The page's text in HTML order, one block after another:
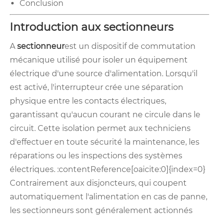
Conclusion
Introduction aux sectionneurs
Asectionneurest un dispositif de commutation
mécanique utilisé pour isoler un équipement
électrique d'une source d'alimentation. Lorsqu'il
est activé, l'interrupteur crée une séparation
physique entre les contacts électriques,
garantissant qu'aucun courant ne circule dans le
circuit. Cette isolation permet aux techniciens
d'effectuer en toute sécurité la maintenance, les
réparations ou les inspections des systèmes
électriques. :contentReference[oaicite:0]{index=0}
Contrairement aux disjoncteurs, qui coupent
automatiquement l'alimentation en cas de panne,
les sectionneurs sont généralement actionnés